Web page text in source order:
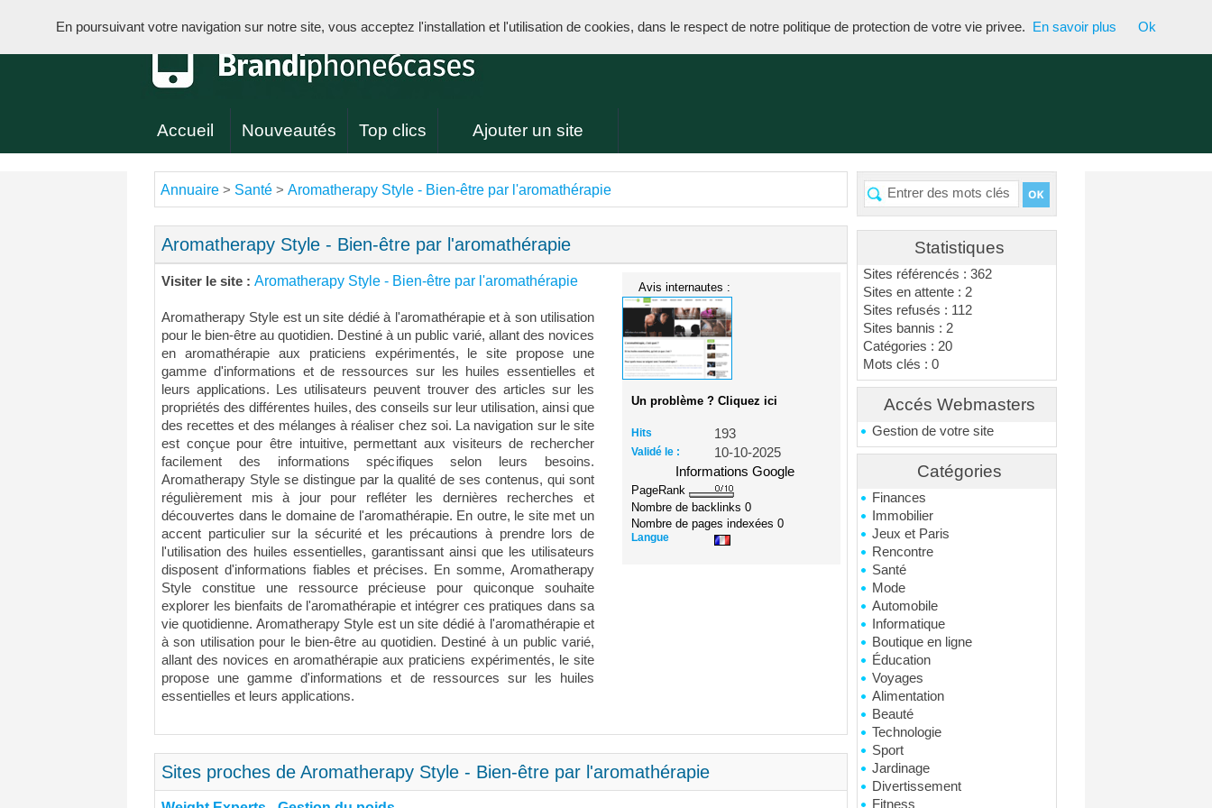
Accueil Nouveautés Top clics Ajouter un site
Statistiques
Sites référencés : 362
Sites en attente : 2
Sites refusés : 112
Sites bannis : 2
Catégories : 20
Mots clés : 0
Accés Webmasters
Gestion de votre site
Catégories
Finances
Immobilier
Jeux et Paris
Rencontre
Santé
Mode
Automobile
Informatique
Boutique en ligne
Éducation
Voyages
Alimentation
Beauté
Technologie
Sport
Jardinage
Divertissement
Fitness
Annuaire > Santé > Aromatherapy Style - Bien-être par l'aromathérapie
Aromatherapy Style - Bien-être par l'aromathérapie
Visiter le site : Aromatherapy Style - Bien-être par l'aromathérapie
Aromatherapy Style est un site dédié à l'aromathérapie et à son utilisation
pour le bien-être au quotidien. Destiné à un public varié, allant des novices
en aromathérapie aux praticiens expérimentés, le site propose une
gamme d'informations et de ressources sur les huiles essentielles et
leurs applications. Les utilisateurs peuvent trouver des articles sur les
propriétés des différentes huiles, des conseils sur leur utilisation, ainsi que
des recettes et des mélanges à réaliser chez soi. La navigation sur le site
est conçue pour être intuitive, permettant aux visiteurs de rechercher
facilement des informations spécifiques selon leurs besoins.
Aromatherapy Style se distingue par la qualité de ses contenus, qui sont
régulièrement mis à jour pour refléter les dernières recherches et
découvertes dans le domaine de l'aromathérapie. En outre, le site met un
accent particulier sur la sécurité et les précautions à prendre lors de
l'utilisation des huiles essentielles, garantissant ainsi que les utilisateurs
disposent d'informations fiables et précises. En somme, Aromatherapy
Style constitue une ressource précieuse pour quiconque souhaite
explorer les bienfaits de l'aromathérapie et intégrer ces pratiques dans sa
vie quotidienne. Aromatherapy Style est un site dédié à l'aromathérapie et
à son utilisation pour le bien-être au quotidien. Destiné à un public varié,
allant des novices en aromathérapie aux praticiens expérimentés, le site
propose une gamme d'informations et de ressources sur les huiles
essentielles et leurs applications.
Avis internautes :
Un problème ? Cliquez ici
Hits 193
Validé le :
10-10-2025
Informations Google
PageRank
Nombre de backlinks0
Nombre de pages indexées0
Langue
Sites proches de Aromatherapy Style - Bien-être par l'aromathérapie
En poursuivant votre navigation sur notre site, vous acceptez l'installation et l'utilisation de cookies, dans le respect de notre politique de protection de votre vie privee. En savoir plus Ok